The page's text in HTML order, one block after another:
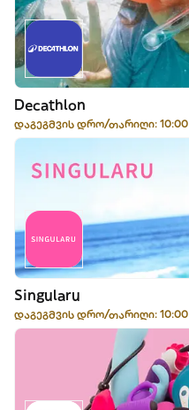
Decathlon
დაგეგმვის დრო/თარიღი: 10:00
Singularu
დაგეგმვის დრო/თარიღი: 10:00